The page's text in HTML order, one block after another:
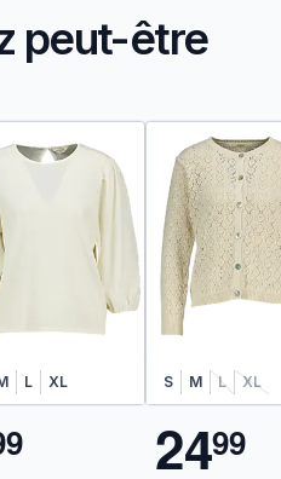
peut-être
L XL
9
S M L XL
2499